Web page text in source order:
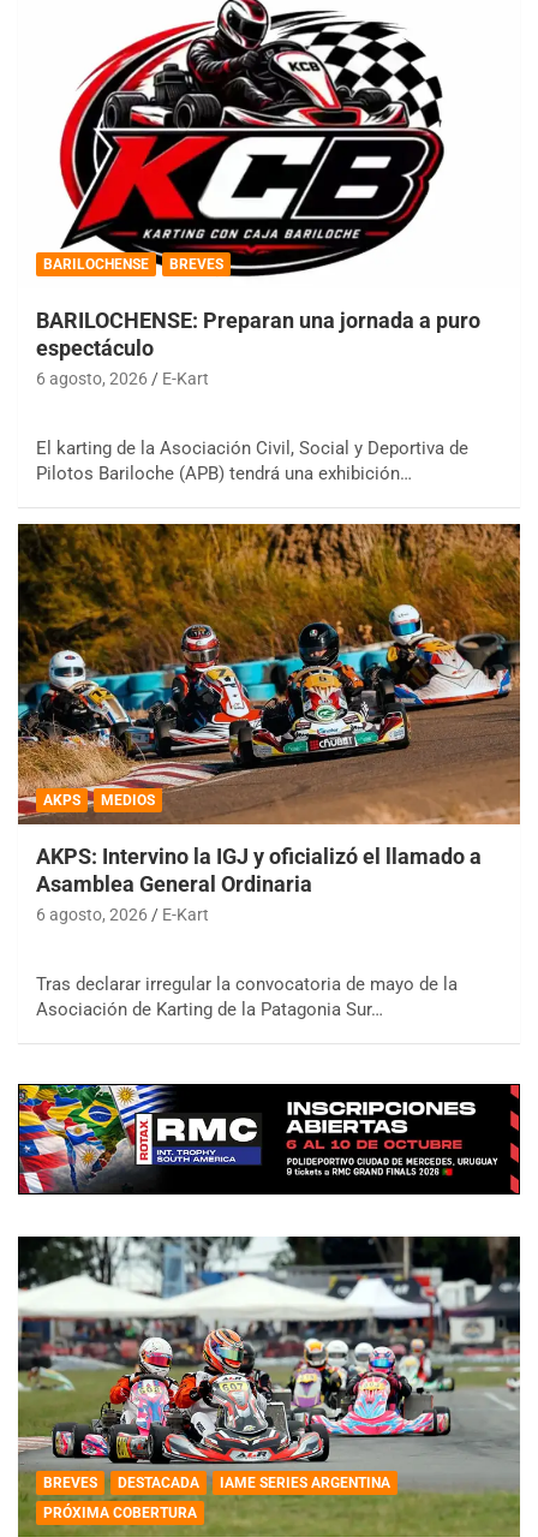
BARILOCHENSE BREVES
BARILOCHENSE: Preparan una jornada a puro
espectáculo
6 agosto, 2026 E-Kart
El karting de la Asociación Civil, Social y Deportiva de
Pilotos Bariloche (APB) tendrá una exhibición…
AKPS MEDIOS
AKPS: Intervino la IGJ y oficializó el llamado a
Asamblea General Ordinaria
6 agosto, 2026 E-Kart
Tras declarar irregular la convocatoria de mayo de la
Asociación de Karting de la Patagonia Sur…
BREVES DESTACADA
IAME SERIES ARGENTINA
PRÓXIMA COBERTURA